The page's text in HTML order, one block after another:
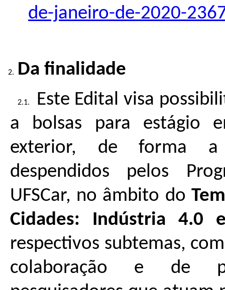
de-janeiro-de-2020-
Da finalidade
Este Edital visa
a bolsas para estágio
exterior, de forma a
despendidos pelos
UFSCar, no âmbito do
Cidades: Indústria 4.0
respectivos subtemas,
colaboração e de